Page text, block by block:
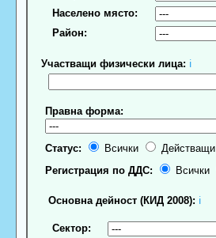
Населено място:
Район:
Участващи физически лица: ℹ
Правна форма:
Статус: Всички Действащи
Регистрация по ДДС:
Всички
Основна дейност (КИД 2008): ℹ
Сектор: